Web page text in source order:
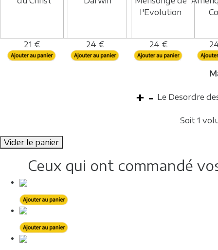
21 € 24 € 24 €
Le Desordre
Soit 1
Vider le panier
Ceux qui ont commandé